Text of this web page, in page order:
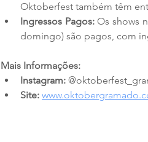
Oktoberfest também têm
Ingressos Pagos: Os shows
domingo) são pagos, com
Mais Informações:
Instagram:
Site: